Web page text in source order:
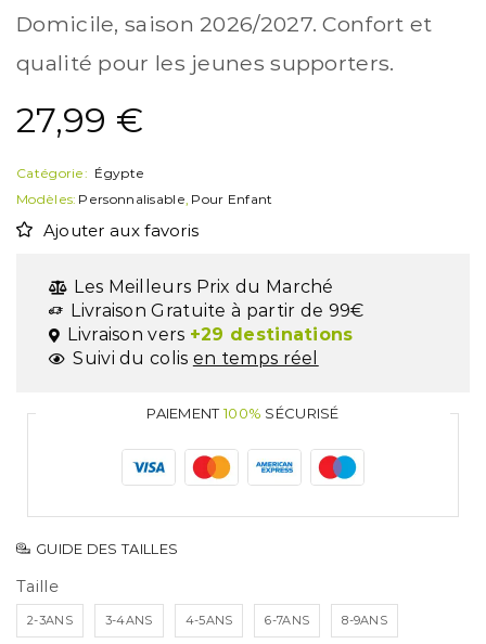
Domicile, saison 2026/2027. Confort et
qualité pour les jeunes supporters.
27,99 €
Catégorie: Égypte
Modèles: Personnalisable, Pour Enfant
Ajouter aux favoris
Les Meilleurs Prix du Marché
Livraison Gratuite à partir de 99€
Livraison vers +29 destinations
Suivi du colis en temps réel
PAIEMENT100% SÉCURISÉ
GUIDE DES TAILLES
Taille
2-3ANS 3-4ANS 4-5ANS 6-7ANS 8-9ANS